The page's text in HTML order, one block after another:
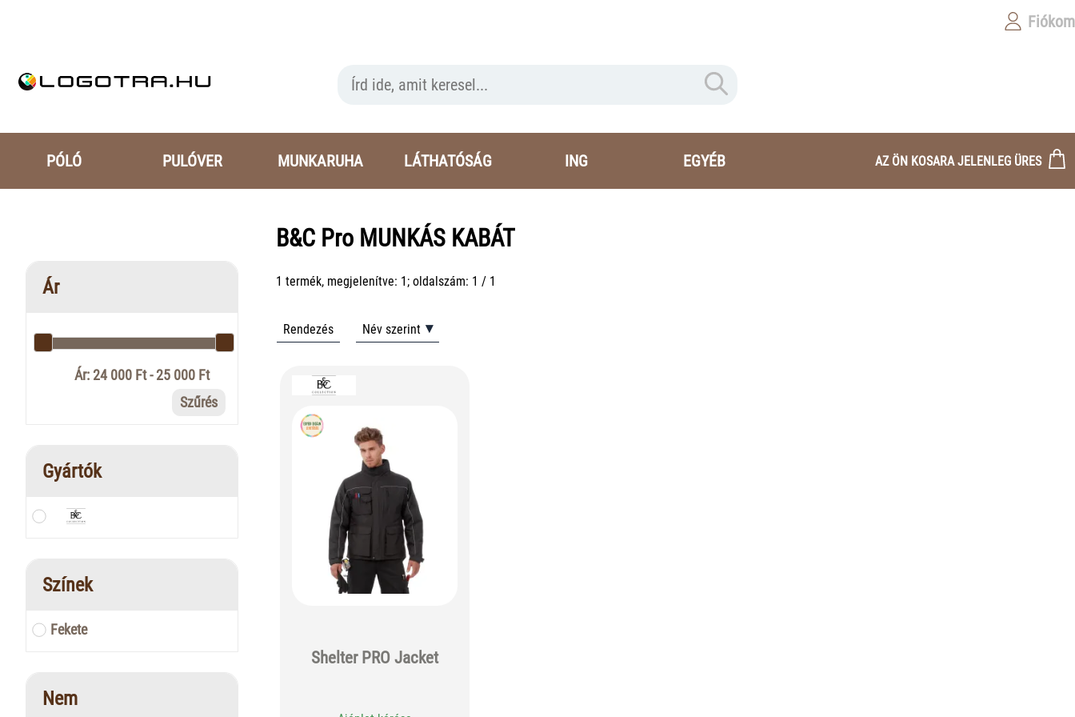
Fiókom
PÓLÓ PULÓVER MUNKARUHA LÁTHATÓSÁG ING EGYÉB AZ ÖN KOSARA JELENLEG ÜRES
Ár
Ár: 24 000 Ft - 25 000 Ft
Szűrés
Gyártók
Színek
Fekete
Nem
B&C Pro MUNKÁS KABÁT
1 termék, megjelenítve: 1; oldalszám: 1 / 1
Rendezés Név szerint
Shelter PRO Jacket